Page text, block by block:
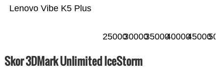
Lenovo Vibe K5 Plus
2500030000350004000045000
Skor 3DMark Unlimited IceStorm